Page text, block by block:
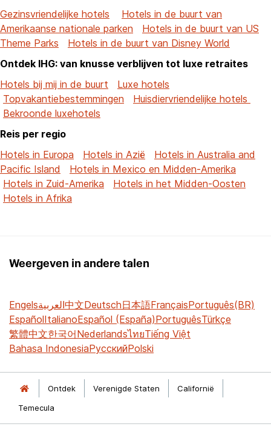
Gezinsvriendelijke hotels
Hotels in de buurt van
Amerikaanse nationale parken
Hotels in de buurt van US
Theme Parks
Hotels in de buurt van Disney World
Ontdek IHG: van knusse verblijven tot luxe retraites
Hotels bij mij in de buurt
Luxe hotels
Topvakantiebestemmingen
Huisdiervriendelijke hotels
Bekroonde luxehotels
Reis per regio
Hotels in Europa
Hotels in Azië
Hotels in Australia and
Pacific Island
Hotels in Mexico en Midden-Amerika
Hotels in Zuid-Amerika
Hotels in het Midden-Oosten
Hotels in Afrika
Weergeven in andere talen
Engelsالعربية中文Deutsch日本語FrançaisPortuguês(BR)
EspañolItalianoEspañol (España)PortuguêsTürkçe
繁體中文한국어NederlandsไทยTiếng Việt
Bahasa IndonesiaРусскийPolski
Ontdek Verenigde Staten
Californië
Temecula